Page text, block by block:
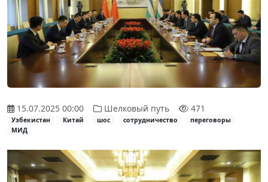
15.07.2025 00:00 Шелковый путь 471
Узбекистан Китай шос сотрудничество
переговоры
МИД